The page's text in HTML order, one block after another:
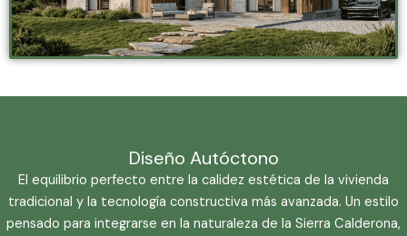
Diseño Autóctono
El equilibrio perfecto entre la calidez estética de la vivienda
tradicional y la tecnología constructiva más avanzada. Un estilo
pensado para integrarse en la naturaleza de la Sierra Calderona,